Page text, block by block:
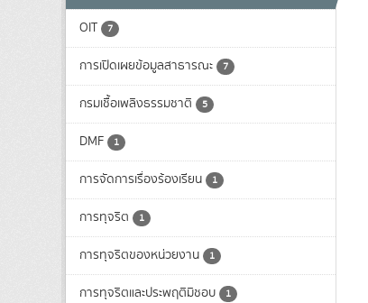
OIT 7
การเปิดเผยข้อมูลสาธารณะ 7
กรมเชื้อเพลิงธรรมชาติ 5
DMF 1
การจัดการเรื่องร้องเรียน 1
การทุจริต 1
การทุจริตของหน่วยงาน 1
การทุจริตและประพฤติมิชอบ 1